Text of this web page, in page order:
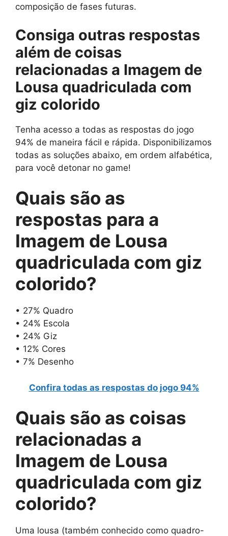
composição de fases futuras.
Consiga outras respostas
além de coisas
relacionadas a Imagem de
Lousa quadriculada com
giz colorido
Tenha acesso a todas as respostas do jogo
94% de maneira fácil e rápida. Disponibilizamos
todas as soluções abaixo, em ordem alfabética,
para você detonar no game!
Quais são as
respostas para a
Imagem de Lousa
quadriculada com giz
colorido?
• 27% Quadro
• 24% Escola
• 24% Giz
• 12% Cores
• 7% Desenho
Confira todas as respostas do jogo 94%
Quais são as coisas
relacionadas a
Imagem de Lousa
quadriculada com giz
colorido?
Uma lousa (também conhecido como quadro-